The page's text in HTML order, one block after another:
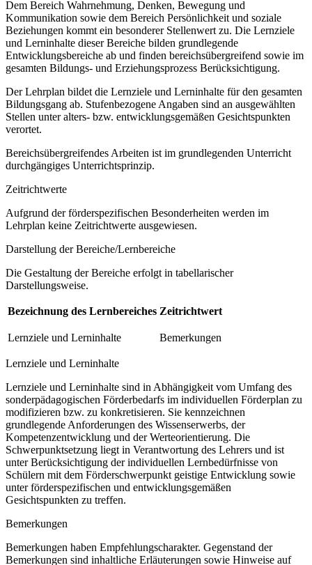
Dem Bereich Wahrnehmung, Denken, Bewegung und
Kommunikation sowie dem Bereich Persönlichkeit und soziale
Beziehungen kommt ein besonderer Stellenwert zu. Die Lernziele
und Lerninhalte dieser Bereiche bilden grundlegende
Entwicklungsbereiche ab und finden bereichsübergreifend sowie im
gesamten Bildungs- und Erziehungsprozess Berücksichtigung.
Der Lehrplan bildet die Lernziele und Lerninhalte für den gesamten
Bildungsgang ab. Stufenbezogene Angaben sind an ausgewählten
Stellen unter alters- bzw. entwicklungsgemäßen Gesichtspunkten
verortet.
Bereichsübergreifendes Arbeiten ist im grundlegenden Unterricht
durchgängiges Unterrichtsprinzip.
Zeitrichtwerte
Aufgrund der förderspezifischen Besonderheiten werden im
Lehrplan keine Zeitrichtwerte ausgewiesen.
Darstellung der Bereiche/Lernbereiche
Die Gestaltung der Bereiche erfolgt in tabellarischer
Darstellungsweise.
Bezeichnung des Lernbereiches Zeitrichtwert
Lernziele und Lerninhalte Bemerkungen
Lernziele und Lerninhalte
Lernziele und Lerninhalte sind in Abhängigkeit vom Umfang des
sonderpädagogischen Förderbedarfs im individuellen Förderplan zu
modifizieren bzw. zu konkretisieren. Sie kennzeichnen
grundlegende Anforderungen des Wissenserwerbs, der
Kompetenzentwicklung und der Werteorientierung. Die
Schwerpunktsetzung liegt in Verantwortung des Lehrers und ist
unter Berücksichtigung der individuellen Lernbedürfnisse von
Schülern mit dem Förderschwerpunkt geistige Entwicklung sowie
unter förderspezifischen und entwicklungsgemäßen
Gesichtspunkten zu treffen.
Bemerkungen
Bemerkungen haben Empfehlungscharakter. Gegenstand der
Bemerkungen sind inhaltliche Erläuterungen sowie Hinweise auf